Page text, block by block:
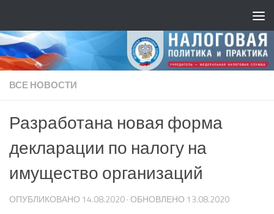
ВСЕ НОВОСТИ
Разработана новая форма
декларации по налогу на
имущество организаций
ОПУБЛИКОВАНО 14.08.2020· ОБНОВЛЕНО 13.08.2020